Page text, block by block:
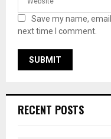
Save my name,
next time I comment.
RECENT POSTS